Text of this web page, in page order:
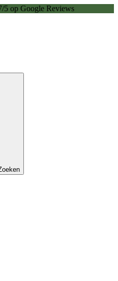
5 op Google Reviews